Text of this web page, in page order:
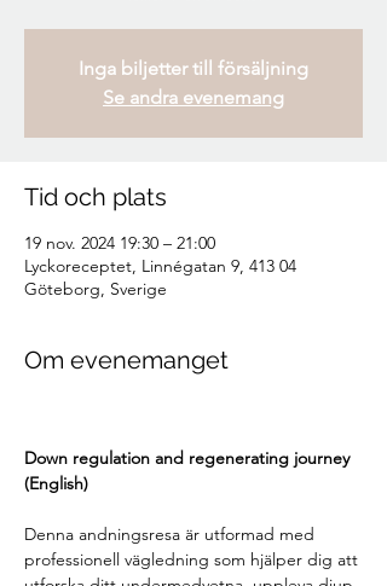
Inga biljetter till försäljning
Se andra evenemang
Tid och plats
19 nov. 2024 19:30 – 21:00
Lyckoreceptet, Linnégatan 9, 413 04
Göteborg, Sverige
Om evenemanget
Down regulation and regenerating journey
(English)
Denna andningsresa är utformad med
professionell vägledning som hjälper dig att